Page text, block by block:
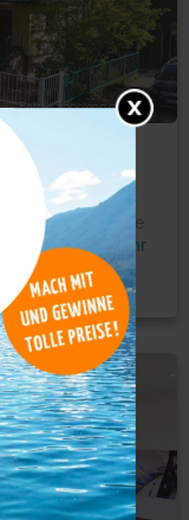
Foto: © booking.com
bietet eine
befindet s... mehr